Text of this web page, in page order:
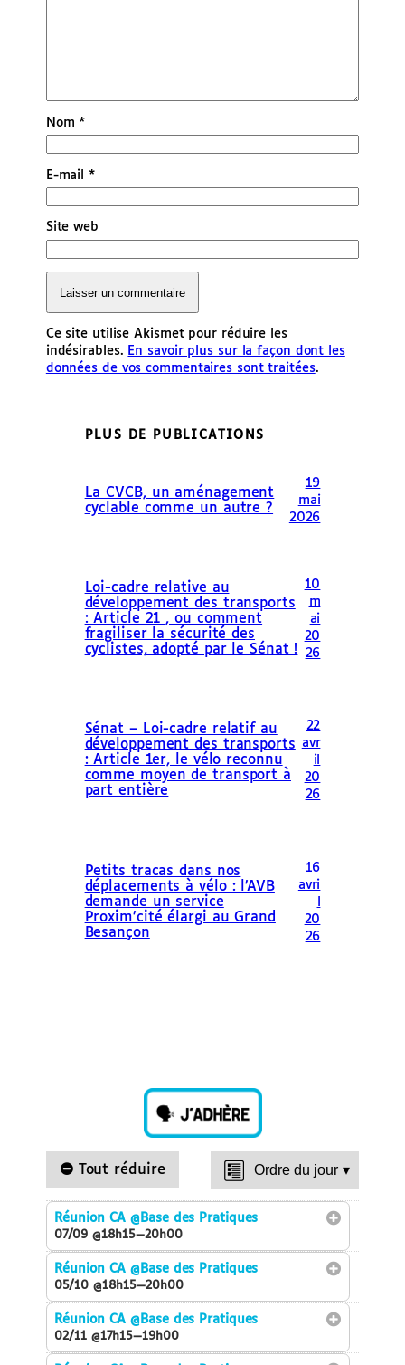
Nom*
E-mail*
Site web
Ce site utilise Akismet pour réduire les
indésirables. En savoir plus sur la façon dont les
données de vos commentaires sont traitées.
PLUS DE PUBLICATIONS
La CVCB, un aménagement
cyclable comme un autre ?
19
mai
2026
Loi-cadre relative au
développement des transports
: Article 21 , ou comment
fragiliser la sécurité des
cyclistes, adopté par le Sénat !
10
m
ai
20
26
Sénat – Loi-cadre relatif au
développement des transports
: Article 1er, le vélo reconnu
comme moyen de transport à
part entière
22
avr
il
20
26
Petits tracas dans nos
déplacements à vélo : l’AVB
demande un service
Proxim’cité élargi au Grand
Besançon
16
avri
20
26
Tout réduire Ordre du jour ▾
Réunion CA@Base des Pratiques
07/09 @18h15—20h00
Réunion CA@Base des Pratiques
05/10 @18h15—20h00
Réunion CA@Base des Pratiques
02/11 @17h15—19h00